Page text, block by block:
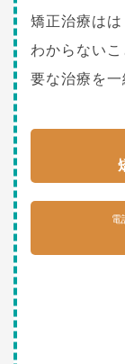
矯正治療はは
わからない
要な治療を一
電